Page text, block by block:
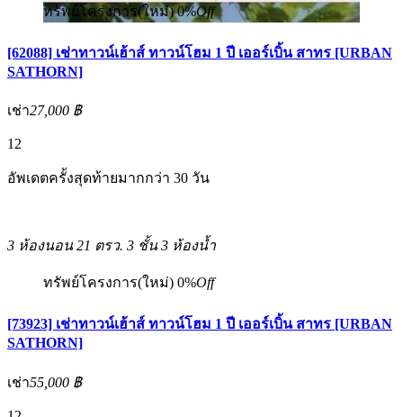
ทรัพย์โครงการ(ใหม่) 0%Off
[62088] เช่าทาวน์เฮ้าส์ ทาวน์โฮม 1 ปี เออร์เบิ้น สาทร [URBAN
SATHORN]
เช่า27,000 ฿
12
อัพเดตครั้งสุดท้ายมากกว่า 30 วัน
3 ห้องนอน 21 ตรว. 3 ชั้น 3 ห้องน้ำ
ทรัพย์โครงการ(ใหม่) 0%Off
[73923] เช่าทาวน์เฮ้าส์ ทาวน์โฮม 1 ปี เออร์เบิ้น สาทร [URBAN
SATHORN]
เช่า55,000 ฿